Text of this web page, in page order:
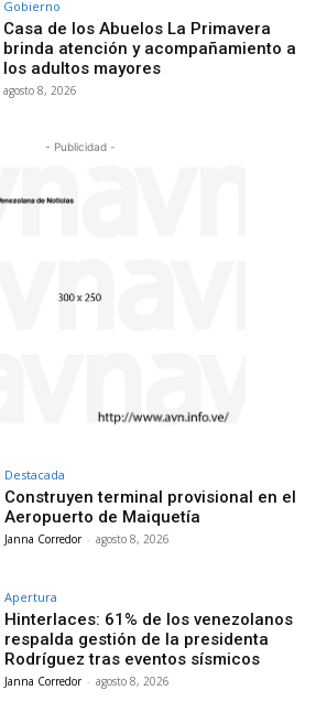
Gobierno
Casa de los Abuelos La Primavera
brinda atención y acompañamiento a
los adultos mayores
agosto 8, 2026
- Publicidad -
Destacada
Construyen terminal provisional en el
Aeropuerto de Maiquetía
Janna Corredor - agosto 8, 2026
Apertura
Hinterlaces: 61% de los venezolanos
respalda gestión de la presidenta
Rodríguez tras eventos sísmicos
Janna Corredor - agosto 8, 2026